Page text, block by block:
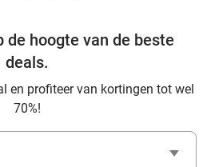
de hoogte van de beste
deals.
en profiteer van kortingen tot wel
70%!
Van der Valk hotel in Haarlem
in Haarlem
Ontdek de leukste skihallen